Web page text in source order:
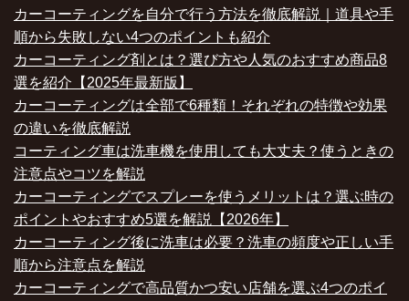
カーコーティングを自分で行う方法を徹底解説｜道具や手
順から失敗しない4つのポイントも紹介
カーコーティング剤とは？選び方や人気のおすすめ商品8
選を紹介【2025年最新版】
カーコーティングは全部で6種類！それぞれの特徴や効果
の違いを徹底解説
コーティング車は洗車機を使用しても大丈夫？使うときの
注意点やコツを解説
カーコーティングでスプレーを使うメリットは？選ぶ時の
ポイントやおすすめ5選を解説【2026年】
カーコーティング後に洗車は必要？洗車の頻度や正しい手
順から注意点を解説
カーコーティングで高品質かつ安い店舗を選ぶ4つのポイ